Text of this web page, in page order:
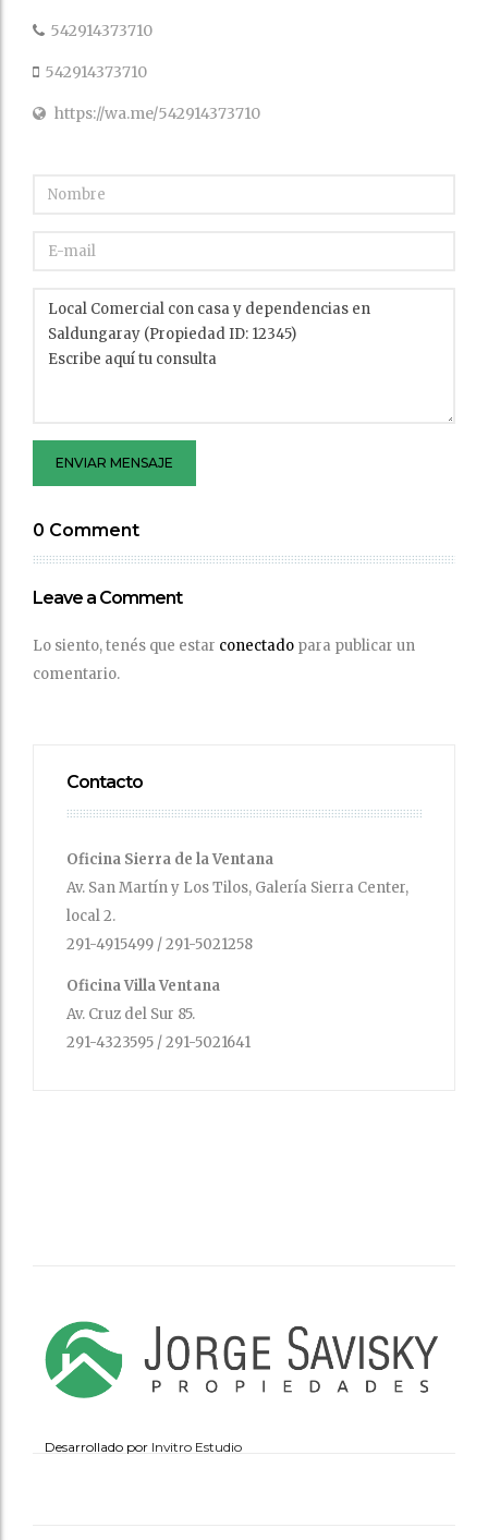
542914373710
542914373710
https://wa.me/542914373710
ENVIAR MENSAJE
0 Comment
Leave a Comment
Lo siento, tenés que estar conectado para publicar un
comentario.
Contacto
Oficina Sierra de la Ventana
Av. San Martín y Los Tilos, Galería Sierra Center,
local 2.
291-4915499 / 291-5021258
Oficina Villa Ventana
Av. Cruz del Sur 85.
291-4323595 / 291-5021641
Desarrollado por Invitro Estudio